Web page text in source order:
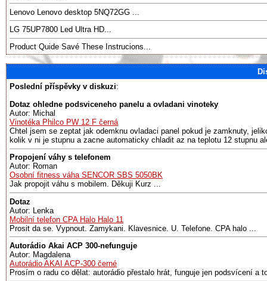
Lenovo Lenovo desktop 5NQ72GG ...
LG 75UP7800 Led Ultra HD...
Product Quide Savé These Instrucions...
Poslední příspěvky v diskuzi:
Dotaz ohledne podsviceneho panelu a ovladani vinoteky
Autor: Michal
Vinotéka Philco PW 12 F černá
Chtel jsem se zeptat jak odemknu ovladaci panel pokud je zamknuty,
kolik v ni je stupnu a zacne automaticky chladit az na teplotu 12 stupnu
Propojení váhy s telefonem
Autor: Roman
Osobní fitness váha SENCOR SBS 5050BK
Jak propojit váhu s mobilem. Děkuji Kurz ...
Dotaz
Autor: Lenka
Mobilní telefon CPA Halo Halo 11
Prosit da se. Vypnout. Zamykani. Klavesnice. U. Telefone. CPA halo ...
Autorádio Akai ACP 300-nefunguje
Autor: Magdalena
Autorádio AKAI ACP-300 černé
Prosím o radu co dělat: autorádio přestalo hrát, funguje jen podsvícení a